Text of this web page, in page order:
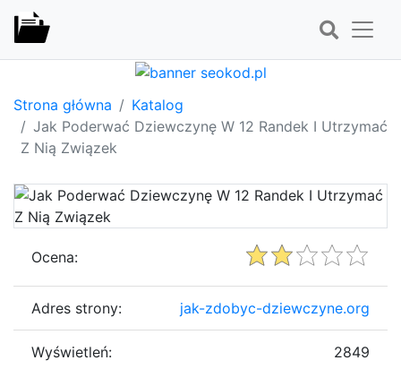
Strona główna
Katalog
Jak Poderwać Dziewczynę W 12 Randek I Utrzymać
Z Nią Związek
Ocena:
Adres strony: jak-zdobyc-dziewczyne.org
Wyświetleń: 2849